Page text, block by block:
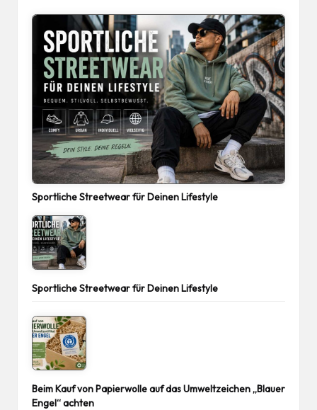
Sportliche Streetwear für Deinen Lifestyle
Sportliche Streetwear für Deinen Lifestyle
Beim Kauf von Papierwolle auf das Umweltzeichen „Blauer
Engel“ achten